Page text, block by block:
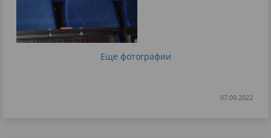
Еще фотографии
07.09.2022